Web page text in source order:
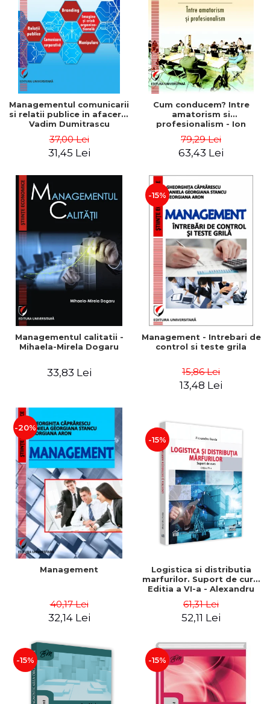
ADMINISTRATIVE
ȘTIINȚE ECONOMICE
ȘTIINȚE EXACTE
EDUCAȚIE FIZICĂ ȘI SPORT
PREUNIVERSITARIA
TIMP LIBER
ÎN CURS DE APARIȚIE
NOUTĂȚI
PACHETE DE STUDIU
PROMOȚIILE LUNII
ULTIMELE EXEMPLARE
Cum Cumpăr
Livrare
Politica de Retur
Formular de Retur
Distribuitori
Managementul comunicarii
si relatii publice in afaceri -
Vadim Dumitrascu
37,00 Lei
31,45 Lei
Cum conducem? Intre
amatorism si
profesionalism - Ion
79,29 Lei
63,43 Lei
Managementul calitatii -
Mihaela-Mirela Dogaru
33,83 Lei
-15%
Management - Intrebari de
control si teste grila
15,86 Lei
13,48 Lei
-20%
Management
40,17 Lei
32,14 Lei
-15%
Logistica si distributia
marfurilor. Suport de curs.
Editia a VI-a - Alexandru
61,31 Lei
52,11 Lei
-15% -15%